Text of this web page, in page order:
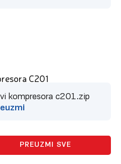
C201
kompresora c201.zip
PREUZMI SVE